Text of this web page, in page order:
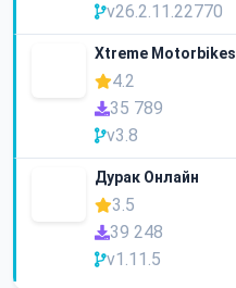
v26.2.11.22770
Xtreme Motorbikes
4.2
35 789
v3.8
Дурак Онлайн
3.5
39 248
v1.11.5